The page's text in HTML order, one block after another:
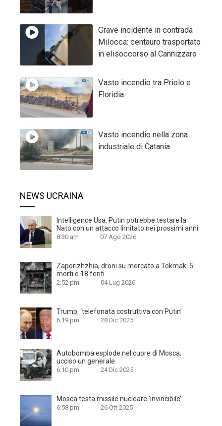
Grave incidente in contrada
Milocca: centauro trasportato
in elisoccorso al Cannizzaro
Vasto incendio tra Priolo e
Floridia
Vasto incendio nella zona
industriale di Catania
NEWS UCRAINA
Intelligence Usa: Putin potrebbe testare la
Nato con un attacco limitato nei prossimi anni
8:30 am 07 Ago 2026
Zaporizhzhia, droni su mercato a Tokmak: 5
morti e 18 feriti
2:52 pm 04 Lug 2026
Trump, ‘telefonata costruttiva con Putin’
6:19 pm 28 Dic 2025
Autobomba esplode nel cuore di Mosca,
ucciso un generale
6:10 pm 24 Dic 2025
Mosca testa missile nucleare ‘invincibile’
6:58 pm 26 Ott 2025